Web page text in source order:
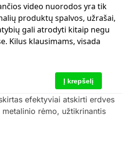
video nuorodos yra tik
produktų spalvos, užrašai,
gali atrodyti kitaip negu
Kilus klausimams, visada
Į krepšelį
efektyviai atskirti erdves
rėmo, užtikrinantis